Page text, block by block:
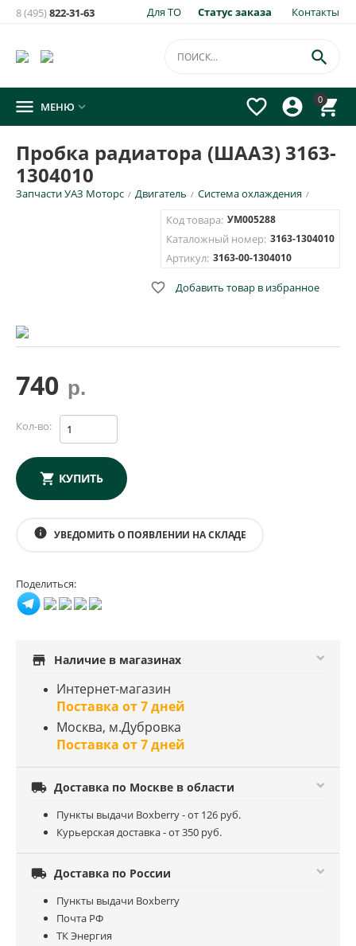
Для ТО Статус заказа Контакты
8 (495)822-31-63
0




 МЕНЮ 
Пробка радиатора (ШААЗ) 3163-
1304010
Запчасти УАЗ Моторс / Двигатель / Система охлаждения /
Код товара: УМ005288
Каталожный номер: 3163-1304010
Артикул: 3163-00-1304010
 Добавить товар в избранное
740 р.
Кол-во:
КУПИТЬ
info УВЕДОМИТЬ О ПОЯВЛЕНИИ НА СКЛАДЕ
товара:
×
Пробка радиатора (ШААЗ) 3163-1304010
Укажите e-mail и\или номер телефона для SMS уведомления.
E-mail для уведомления письмом
Номер телефона для SMS уведомления
Поделиться:
store Наличие в магазинах
Интернет-магазин
Поставка от 7 дней
Москва, м.Дубровка
Поставка от 7 дней
 Доставка по Москве в области
Пункты выдачи Boxberry - от 126 руб.
Курьерская доставка - от 350 руб.
 Доставка по России
Пункты выдачи Boxberry
Почта РФ
ТК Энергия